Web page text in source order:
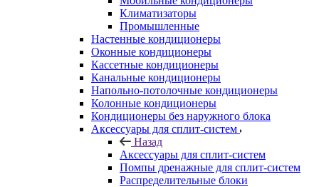
Климатизаторы
Промышленные
Настенные кондиционеры
Оконные кондиционеры
Кассетные кондиционеры
Канальные кондиционеры
Напольно-потолочные кондиционеры
Колонные кондиционеры
Кондиционеры без наружного блока
Аксессуары для сплит-систем
Назад
Аксессуары для сплит-систем
Помпы дренажные для сплит-систем
Распределительные блоки